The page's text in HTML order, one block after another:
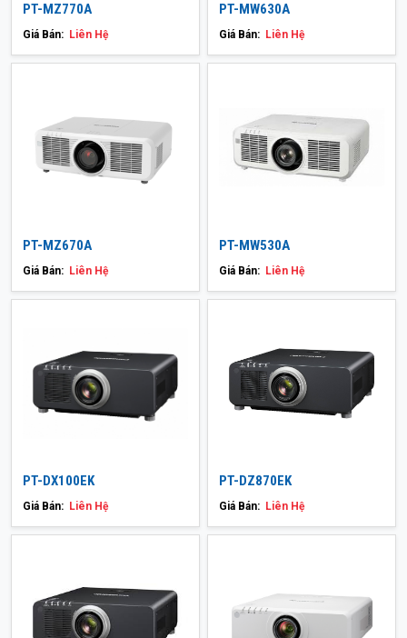
PT-MZ770A
Giá Bán: Liên Hệ
PT-MW630A
Giá Bán: Liên Hệ
PT-MZ670A
Giá Bán: Liên Hệ
PT-MW530A
Giá Bán: Liên Hệ
PT-DX100EK
Giá Bán: Liên Hệ
PT-DZ870EK
Giá Bán: Liên Hệ